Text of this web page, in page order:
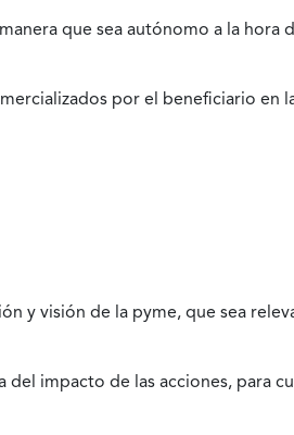
que sea autónomo a la hora
por el beneficiario en
y visión de la pyme, que sea
impacto de las acciones, para